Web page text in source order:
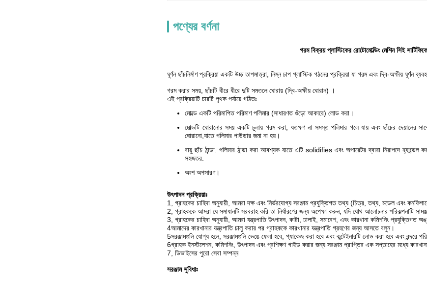
পণ্যের বর্ণনা
গরম বিক্রয় প্লাস্টিকের রোটোমোল্ডিং মেশিন সিই
ঘূর্ণন ছাঁচনির্মাণ প্রক্রিয়া একটি উচ্চ তাপমাত্রা, নিম্ন চাপ প্লাস্টিক গঠনের প্রক্রিয়া যা গরম এবং দ্বি-অক্ষীয় ঘূর্ণন
গরম করার সময়, ছাঁচটি ধীরে ধীরে দুটি সমতলে ঘোরায় (দ্বি-অক্ষীয় ঘোরান) ।
এই প্রক্রিয়াটি চারটি পৃথক পর্যায়ে গঠিতঃ
মোল্ডে একটি পরিমাপিত পরিমাণ পলিমার (সাধারণত গুঁড়ো আকারে) লোড করা।
মোল্ডটি ঘোরানোর সময় একটি চুলায় গরম করা, যতক্ষণ না সমস্ত পলিমার গলে যায় এবং ছাঁচের দেয়ালের
ঘোরানো,যাতে পলিমার পাউডার জমা না হয়।
বায়ু ছাঁচ ঠান্ডা. পলিমার ঠান্ডা করা আবশ্যক যাতে এটি solidifies এবং অপারেটর দ্বারা নিরাপদে
সহজতর.
অংশ অপসারণ।
উৎপাদন প্রক্রিয়াঃ
1, গ্রাহকের চাহিদা অনুযায়ী, আমরা দক্ষ এবং নির্ভরযোগ্য সরঞ্জাম প্রযুক্তিগত তথ্য (চিত্র, তথ্য, মডেল এবং
2, গ্রাহককে আমরা যে সমাধানটি সরবরাহ করি তা নির্ধারণের জন্য অপেক্ষা করুন, যদি যৌথ আলোচনার পরিকল্পনাটি
3, গ্রাহকের চাহিদা অনুযায়ী, আমরা যন্ত্রপাতি উৎপাদন, কাটা, ঢালাই, সমাবেশ, এবং কারখানা কমিশনিং প্রযুক্তিগত
4আমাদের কারখানার যন্ত্রপাতি চালু করার পর গ্রাহককে কারখানার যন্ত্রপাতি গ্রহণের জন্য আসতে বলুন।
5সরঞ্জামগুলি যোগ্য হলে, সরঞ্জামগুলি ভেঙে ফেলা হবে, প্যাকেজ করা হবে এবং কন্টেইনারটি লোড করা হবে এবং বন্দরে
6গ্রাহক ইনস্টলেশন, কমিশনিং, উৎপাদন এবং প্রশিক্ষণ গাইড করার জন্য সরঞ্জাম প্রাপ্তির এক সপ্তাহের মধ্যে
7, ডিভাইসের পুরো সেবা সম্পন্ন
সরঞ্জাম সুবিধাঃ